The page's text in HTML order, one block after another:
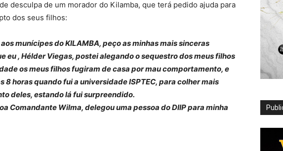
desculpa de um morador do Kilamba, que terá pedido ajuda para
dos seus filhos:
munícipes do KILAMBA, peço as minhas mais sinceras
eu , Hélder Viegas, postei alegando o sequestro dos meus filhos
os meus filhos fugiram de casa por mau comportamento, e
8 horas quando fui a universidade ISPTEC, para colher mais
deles, estando lá fui surpreendido.
Comandante Wilma, delegou uma pessoa do DIIP para minha